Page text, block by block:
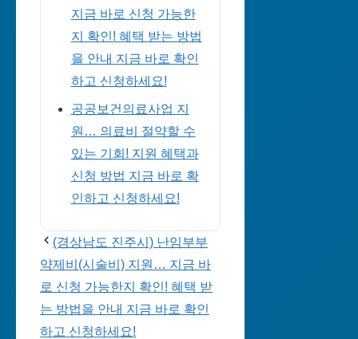
지금 바로 신청 가능한
지 확인! 혜택 받는 방법
을 안내 지금 바로 확인
하고 신청하세요!
공공보건의료사업 지
원… 의료비 절약할 수
있는 기회! 지원 혜택과
신청 방법 지금 바로 확
인하고 신청하세요!
(경상남도 진주시) 난임부부
약제비(시술비) 지원… 지금 바
로 신청 가능한지 확인! 혜택 받
는 방법을 안내 지금 바로 확인
하고 신청하세요!